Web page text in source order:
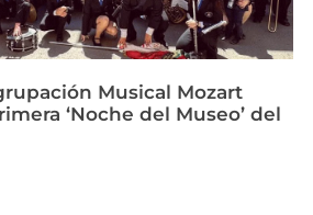
Musical Mozart
‘Noche del Museo’ del